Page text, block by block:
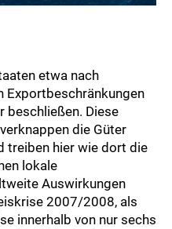
etwa nach
beschließen. Diese
die Güter
treiben hier wie dort die
lokale
Auswirkungen
2007/2008, als
innerhalb von nur sechs